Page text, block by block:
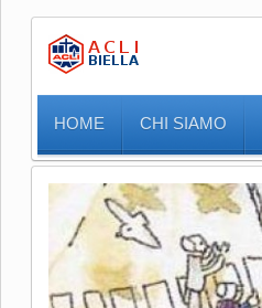
HOME CHI SIAMO